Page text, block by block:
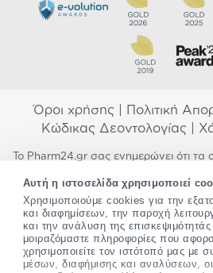
Αυτή η ιστοσελίδα χρησιμοποιεί
Χρησιμοποιούμε cookies για την
και διαφημίσεων, την παροχή
και την ανάλυση της
μοιραζόμαστε πληροφορίες που
χρησιμοποιείτε τον ιστότοπό μας με
μέσων, διαφήμισης και αναλύσεων,
Όροι χρήσης Πολιτική
Κώδικας Δεοντολογίας|
Το Pharm24.gr σας ενημερώνει ότι
προορίζονται για την πρόληψη,
νόσου. Συμβουλευτείτε τον
θηλάζετε, ακολουθείτε παράλληλα
αντιμετωπίζετε προβλήματα υγείας
οποιοδήποτε συμπλήρωμα διατροφής.
σας παρέχουμε ακριβείς και έγκυρες